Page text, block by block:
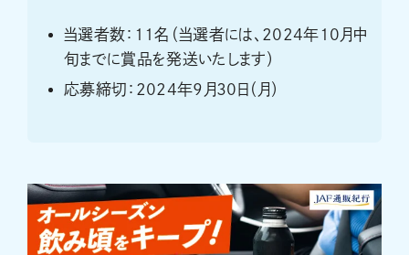
当選者数：11名（当選者には、2024年10月中
旬までに賞品を発送いたします）
応募締切：2024年9月30日（月）